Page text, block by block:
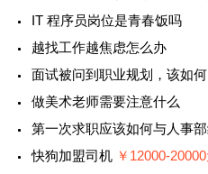
IT 程序员岗位是青春饭吗
越找工作越焦虑怎么办
面试被问到职业规划，该如何
做美术老师需要注意什么
第一次求职应该如何与人事
快狗加盟司机 ￥12000-